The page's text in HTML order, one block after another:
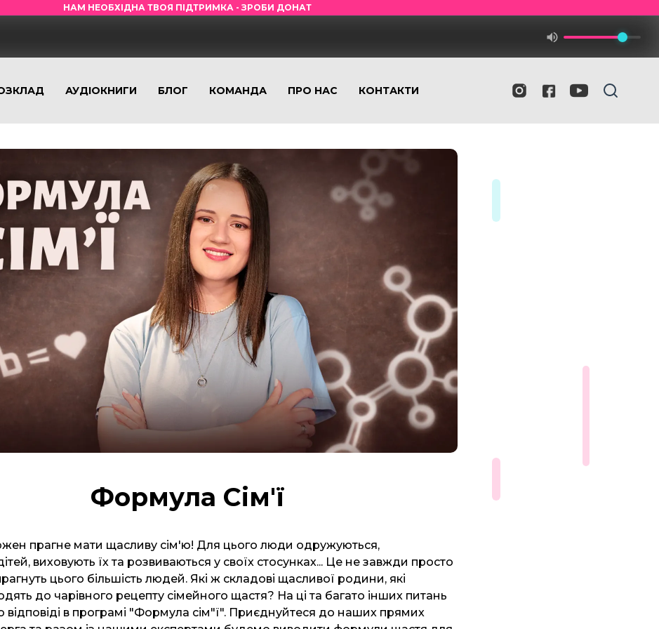
НАМ НЕОБХІДНА ТВОЯ ПІДТРИМКА - ЗРОБИ ДОНАТ
АУДІОКНИГИ БЛОГ КОМАНДА ПРО НАС КОНТАКТИ
Формула Сім'ї
прагне мати щасливу сім'ю! Для цього люди одружуються,
виховують їх та розвиваються у своїх стосунках... Це не завжди просто
цього більшість людей. Які ж складові щасливої родини, які
до чарівного рецепту сімейного щастя? На ці та багато інших питань
в програмі "Формула сім"ї". Приєднуйтеся до наших прямих